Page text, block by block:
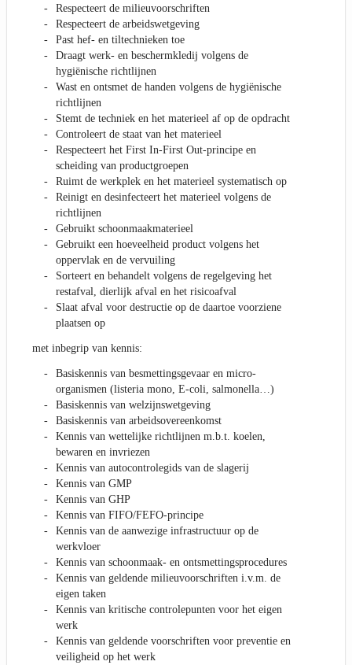
Respecteert de milieuvoorschriften
Respecteert de arbeidswetgeving
Past hef- en tiltechnieken toe
Draagt werk- en beschermkledij volgens de
hygiënische richtlijnen
Wast en ontsmet de handen volgens de hygiënische
richtlijnen
Stemt de techniek en het materieel af op de opdracht
Controleert de staat van het materieel
Respecteert het First In-First Out-principe en
scheiding van productgroepen
Ruimt de werkplek en het materieel systematisch op
Reinigt en desinfecteert het materieel volgens de
richtlijnen
Gebruikt schoonmaakmaterieel
Gebruikt een hoeveelheid product volgens het
oppervlak en de vervuiling
Sorteert en behandelt volgens de regelgeving het
restafval, dierlijk afval en het risicoafval
Slaat afval voor destructie op de daartoe voorziene
plaatsen op
met inbegrip van kennis:
Basiskennis van besmettingsgevaar en micro-
organismen (listeria mono, E-coli, salmonella…)
Basiskennis van welzijnswetgeving
Basiskennis van arbeidsovereenkomst
Kennis van wettelijke richtlijnen m.b.t. koelen,
bewaren en invriezen
Kennis van autocontrolegids van de slagerij
Kennis van GMP
Kennis van GHP
Kennis van FIFO/FEFO-principe
Kennis van de aanwezige infrastructuur op de
werkvloer
Kennis van schoonmaak- en ontsmettingsprocedures
Kennis van geldende milieuvoorschriften i.v.m. de
eigen taken
Kennis van kritische controlepunten voor het eigen
werk
Kennis van geldende voorschriften voor preventie en
veiligheid op het werk